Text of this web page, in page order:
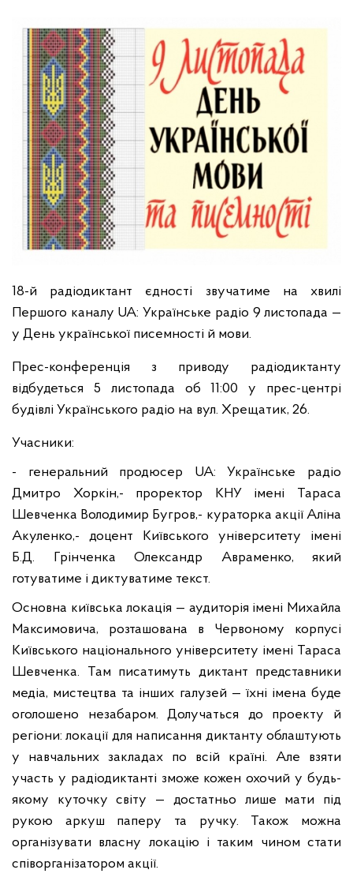
18-й радіодиктант єдності звучатиме на хвилі
Першого каналу UA: Українське радіо 9 листопада —
у День української писемності й мови.
Прес-конференція з приводу радіодиктанту
відбудеться 5 листопада об 11:00 у прес-центрі
будівлі Українського радіо на вул. Хрещатик, 26.
Учасники:
- генеральний продюсер UA: Українське радіо
Дмитро Хоркін,- проректор КНУ імені Тараса
Шевченка Володимир Бугров,- кураторка акції Аліна
Акуленко,- доцент Київського університету імені
Б.Д. Грінченка Олександр Авраменко, який
готуватиме і диктуватиме текст.
Основна київська локація — аудиторія імені Михайла
Максимовича, розташована в Червоному корпусі
Київського національного університету імені Тараса
Шевченка. Там писатимуть диктант представники
медіа, мистецтва та інших галузей — їхні імена буде
оголошено незабаром. Долучаться до проекту й
регіони: локації для написання диктанту облаштують
у навчальних закладах по всій країні. Але взяти
участь у радіодиктанті зможе кожен охочий у будь-
якому куточку світу — достатньо лише мати під
рукою аркуш паперу та ручку. Також можна
організувати власну локацію і таким чином стати
співорганізатором акції.